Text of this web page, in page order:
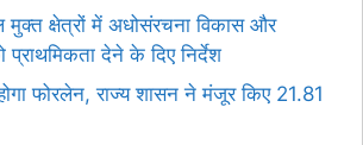
क्षेत्रों में अधोसंरचना विकास और
प्राथमिकता देने के दिए निर्देश
फोरलेन, राज्य शासन ने मंजूर किए 21.81